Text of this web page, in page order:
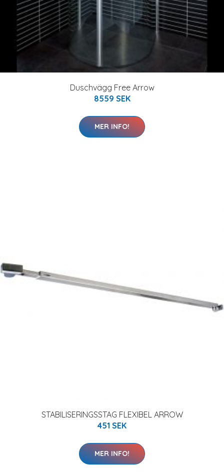
Duschvägg Free Arrow
8559 SEK
MER INFO!
STABILISERINGSSTAG FLEXIBEL ARROW
451 SEK
MER INFO!